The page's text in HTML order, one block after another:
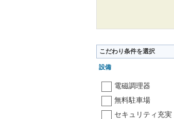
こだわり条件を選択
設備
電磁調理器
無料駐車場
セキュリティ充実